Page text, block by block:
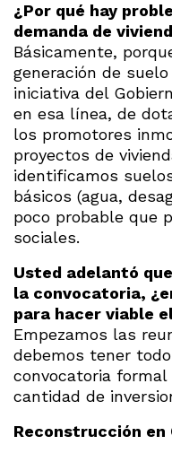
¿Por qué hay
demanda de
Básicamente,
generación de
iniciativa del
en esa línea, de
los promotores
proyectos de
identificamos
básicos (agua,
poco probable que
sociales.
Usted adelantó
la convocatoria,
para hacer viable
Empezamos las
debemos tener
convocatoria
cantidad de
Reconstrucción en